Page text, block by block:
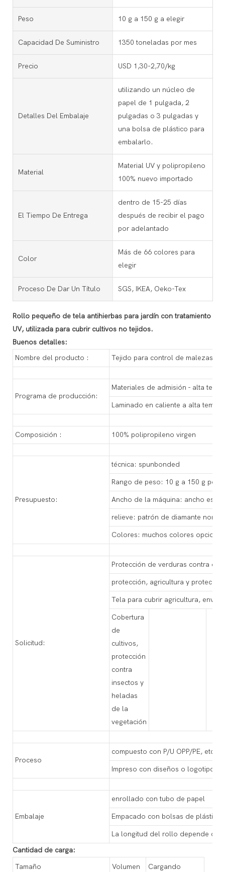
Peso 10 g a 150 g a elegir
Capacidad De Suministro 1350 toneladas por mes
Precio USD 1,30-2,70/kg
Detalles Del Embalaje
utilizando un núcleo de
papel de 1 pulgada, 2
pulgadas o 3 pulgadas y
una bolsa de plástico para
embalarlo.
Material
Material UV y polipropileno
100% nuevo importado
El Tiempo De Entrega
dentro de 15-25 días
después de recibir el pago
por adelantado
Color
Más de 66 colores para
elegir
Proceso De Dar Un Título SGS, IKEA, Oeko-Tex
Rollo pequeño de tela antihierbas para jardín con tratamiento
UV, utilizada para cubrir cultivos no tejidos.
Buenos detalles:
Nombre del producto :
Tejido para control de malezas en
Programa de producción:
Materiales de admisión - alta
Laminado en caliente a alta
Composición : 100% polipropileno virgen
Presupuesto:
técnica: spunbonded
Rango de peso: 10 g a 150 g por
Ancho de la máquina: ancho
relieve: patrón de diamante
Colores: muchos colores
Solicitud:
Protección de verduras contra el
protección, agricultura y
Tela para cubrir agricultura,
Cobertura
de
cultivos,
protección
contra
insectos y
heladas
de la
vegetación
Proceso
compuesto con P/U OPP/PE, etc.
Impreso con diseños o logotipos
Embalaje
enrollado con tubo de papel
Empacado con bolsas de plástico
La longitud del rollo depende del
Cantidad de carga:
Tamaño
Volumen Cargando